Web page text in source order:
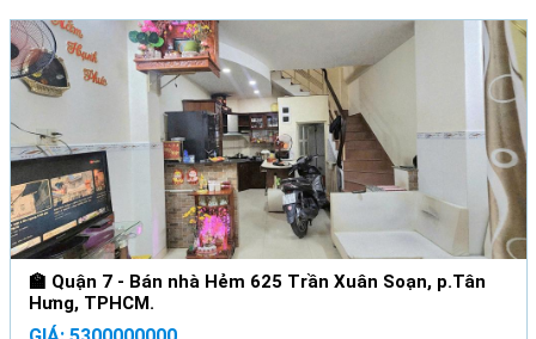
🏫 Quận 7 - Bán nhà Hẻm 625 Trần Xuân Soạn, p.Tân
Hưng, TPHCM.